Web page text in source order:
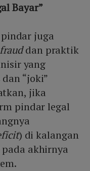
Bayar”
juga
frauddan praktik
yang
“joki”
jika
pindar legal
) di kalangan
pada akhirnya